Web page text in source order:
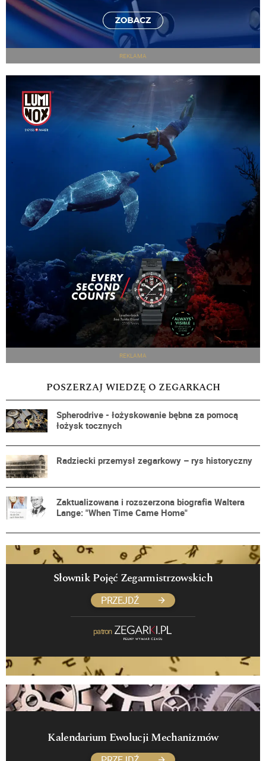
REKLAMA
REKLAMA
POSZERZAJ WIEDZĘ O ZEGARKACH
Spherodrive - łożyskowanie bębna za pomocą
łożysk tocznych
Radziecki przemysł zegarkowy – rys historyczny
Zaktualizowana i rozszerzona biografia Waltera
Lange: "When Time Came Home"
Słownik Pojęć Zegarmistrzowskich
PRZEJDŹ
patron
Kalendarium Ewolucji Mechanizmów